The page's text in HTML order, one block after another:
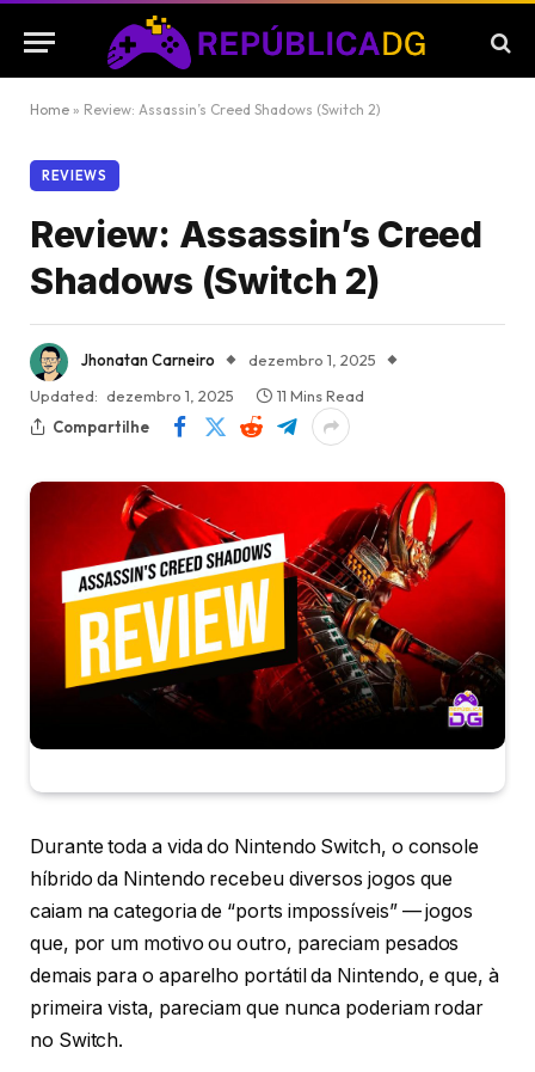
Home » Review: Assassin’s Creed Shadows (Switch 2)
REVIEWS
Review: Assassin’s Creed
Shadows (Switch 2)
Jhonatan Carneiro
dezembro 1, 2025
Updated: dezembro 1, 2025
11 Mins Read
Compartilhe
Durante toda a vida do Nintendo Switch, o console
híbrido da Nintendo recebeu diversos jogos que
caiam na categoria de “ports impossíveis” — jogos
que, por um motivo ou outro, pareciam pesados
demais para o aparelho portátil da Nintendo, e que, à
primeira vista, pareciam que nunca poderiam rodar
no Switch.